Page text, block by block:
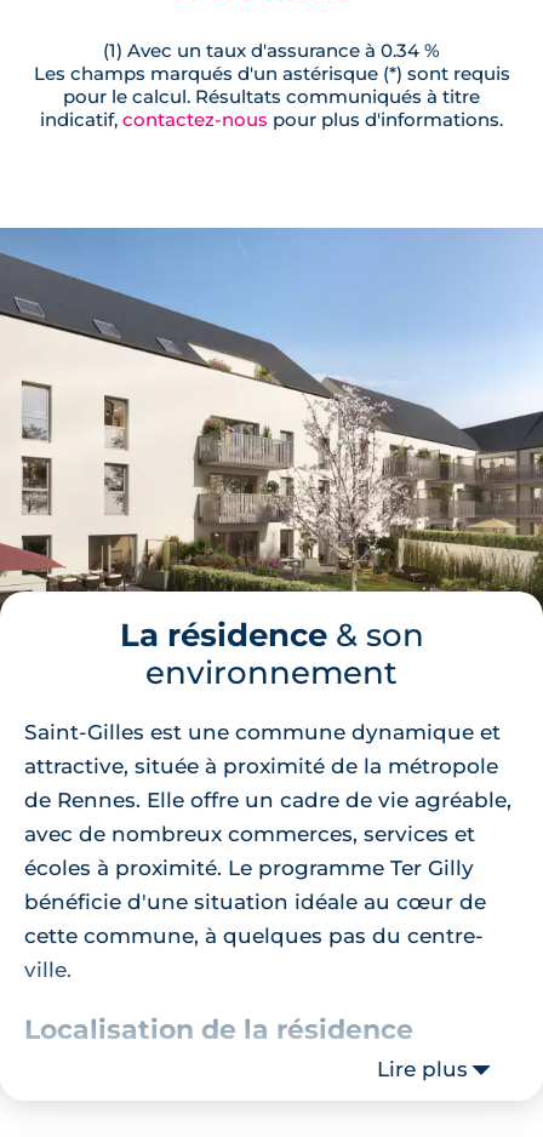
(1) Avec un taux d'assurance à 0.34 %
Les champs marqués d'un astérisque (*) sont requis
pour le calcul. Résultats communiqués à titre
indicatif, contactez-nous pour plus d'informations.
La résidence& son
environnement
Saint-Gilles est une commune dynamique et
attractive, située à proximité de la métropole
de Rennes. Elle offre un cadre de vie agréable,
avec de nombreux commerces, services et
écoles à proximité. Le programme Ter Gilly
bénéficie d'une situation idéale au cœur de
cette commune, à quelques pas du centre-
ville.
Localisation de la résidence
La résidence Ter Gilly est idéalement située à
Lire plus